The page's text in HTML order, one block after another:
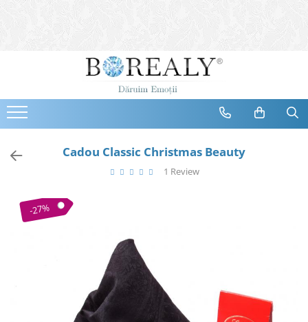
Bijuterii
Cercei
Bratari
Coliere
Tiare
Destinatari
Cadou Classic Christmas Beauty
1 Review
-27%